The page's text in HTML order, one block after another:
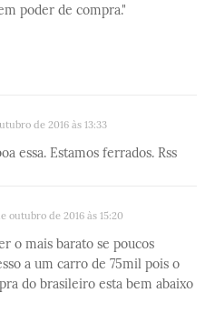
poder de compra."
de 2016 às 13:33
essa. Estamos ferrados. Rss
outubro de 2016 às 15:20
o mais barato se poucos
a um carro de 75mil pois o
do brasileiro esta bem abaixo